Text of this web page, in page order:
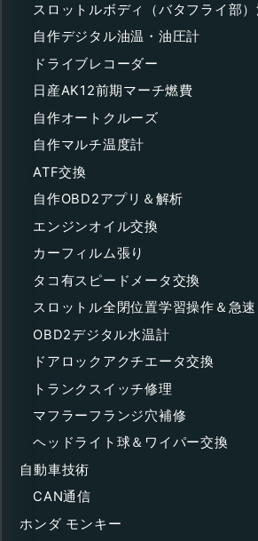
スロットルボディ（バタフライ部
自作デジタル油温・油圧計
ドライブレコーダー
日産AK12前期マーチ燃費
自作オートクルーズ
自作マルチ温度計
ATF交換
自作OBD2アプリ＆解析
エンジンオイル交換
カーフィルム張り
タコ有スピードメータ交換
スロットル全閉位置学習操作＆急
OBD2デジタル水温計
ドアロックアクチエータ交換
トランクスイッチ修理
マフラーフランジ穴補修
ヘッドライト球＆ワイパー交換
自動車技術
CAN通信
ホンダ モンキー